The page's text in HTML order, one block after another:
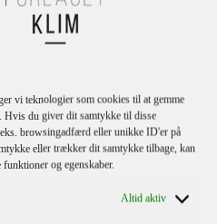
vi teknologier som cookies til at gemme
Hvis du giver dit samtykke til disse
browsingadfærd eller unikke ID'er på
eller trækker dit samtykke tilbage, kan
og egenskaber.
Altid aktiv